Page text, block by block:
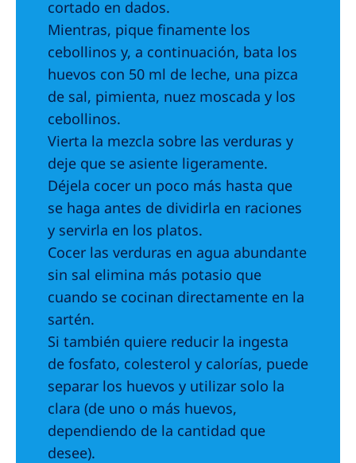
cortado en dados.
Mientras, pique finamente los
cebollinos y, a continuación, bata los
huevos con 50 ml de leche, una pizca
de sal, pimienta, nuez moscada y los
cebollinos.
Vierta la mezcla sobre las verduras y
deje que se asiente ligeramente.
Déjela cocer un poco más hasta que
se haga antes de dividirla en raciones
y servirla en los platos.
Cocer las verduras en agua abundante
sin sal elimina más potasio que
cuando se cocinan directamente en la
sartén.
Si también quiere reducir la ingesta
de fosfato, colesterol y calorías, puede
separar los huevos y utilizar solo la
clara (de uno o más huevos,
dependiendo de la cantidad que
desee).